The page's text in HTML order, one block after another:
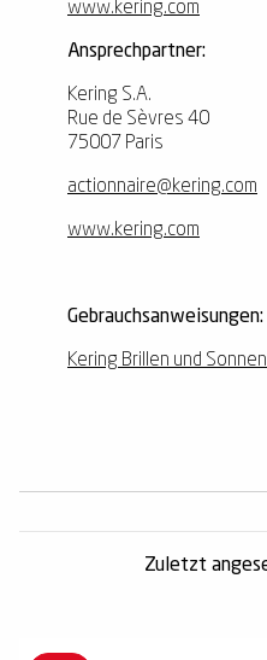
www.kering.com
Ansprechpartner:
Kering S.A.
Rue de Sèvres 40
75007 Paris
actionnaire@kering.com
www.kering.com
Gebrauchsanweisungen:
Kering Brillen und
Zuletzt